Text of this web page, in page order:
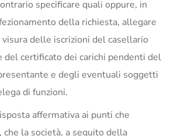
specificare quali oppure, in
della richiesta, allegare
delle iscrizioni del casellario
del certificato dei carichi pendenti del
e degli eventuali soggetti
di funzioni.
affermativa ai punti che
che la società, a seguito della